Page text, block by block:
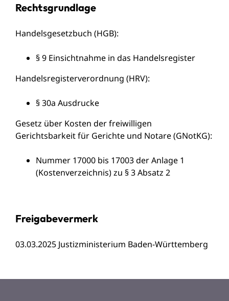
Rechtsgrundlage
Handelsgesetzbuch (HGB):
§ 9 Einsichtnahme in das Handelsregister
Handelsregisterverordnung (HRV):
§ 30a Ausdrucke
Gesetz über Kosten der freiwilligen
Gerichtsbarkeit für Gerichte und Notare (GNotKG):
Nummer 17000 bis 17003 der Anlage 1
(Kostenverzeichnis) zu § 3 Absatz 2
Freigabevermerk
03.03.2025 Justizministerium Baden-Württemberg